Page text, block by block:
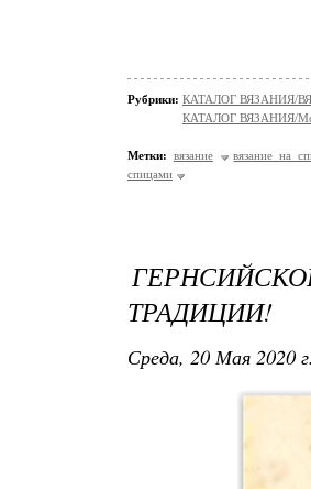
Рубрики: КАТАЛОГ ВЯЗАНИЯ/
КАТАЛОГ ВЯЗАНИЯ/
Метки: вязание
вязание на
спицами
ТРАДИЦИИ!
Среда, 20 Мая 2020